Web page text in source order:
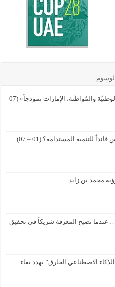
الوسوم
فصول من كتاب «الوطنيّة والمُواطَنة، الإمارات نموذجاً» (07
للتنمية المستدامة؟ (01 – 07)
محمد بن زايد
عندما تصبح المعرفة شريكاً في تحقيق
الاصطناعي الخارق” يهدد بقاء